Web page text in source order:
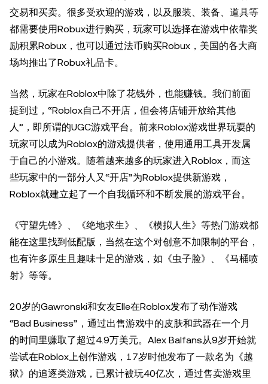
交易和买卖。很多受欢迎的游戏，以及服装、装备、道具等
都需要使用Robux进行购买，玩家可以选择在游戏中依靠奖
励积累Robux，也可以通过法币购买Robux，美国的各大商
场均推出了Robux礼品卡。
当然，玩家在Roblox中除了花钱外，也能赚钱。我们前面
提到过，“Roblox自己不开店，但会将店铺开放给其他
人”，即所谓的UGC游戏平台。前来Roblox游戏世界玩耍的
玩家可以成为Roblox的游戏提供者，使用通用工具开发属
于自己的小游戏。随着越来越多的玩家进入Roblox，而这
些玩家中的一部分人又“开店”为Roblox提供新游戏，
Roblox就建立起了一个自我循环和不断发展的游戏平台。
《守望先锋》、《绝地求生》、《模拟人生》等热门游戏都
能在这里找到低配版，当然在这个对创意不加限制的平台，
也有许多原生且趣味十足的游戏，如《虫子脸》、《马桶喷
射》等等。
20岁的Gawronski和女友Elle在Roblox发布了动作游戏
“Bad Business”，通过出售游戏中的皮肤和武器在一个月
的时间里赚取了超过4.9万美元。Alex Balfans从9岁开始就
尝试在Roblox上创作游戏，17岁时他发布了一款名为《越
狱》的追逐类游戏，已累计被玩40亿次，通过售卖游戏里